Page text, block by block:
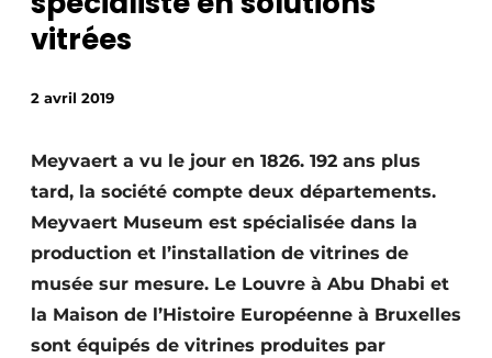
S’inscrire
Construction bois
Éclairage
vitrées
2 avril 2019
Meyvaert a vu le jour en 1826. 192 ans plus
tard, la société compte deux départements.
Meyvaert Museum est spécialisée dans la
production et l’installation de vitrines de
musée sur mesure. Le Louvre à Abu Dhabi et
la Maison de l’Histoire Européenne à Bruxelles
sont équipés de vitrines produites par